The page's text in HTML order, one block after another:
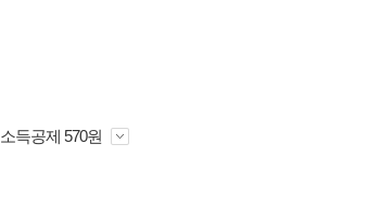
소득공제 570원